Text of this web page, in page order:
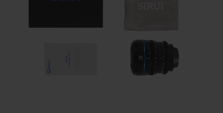
Лёгок и удобен
Отличительной особенностью серии стали